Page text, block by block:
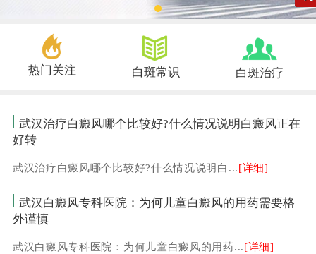
热门关注 白斑常识 白斑治疗
武汉治疗白癜风哪个比较好?什么情况说明白癜风正在
好转
武汉治疗白癜风哪个比较好?什么情况说明白...[详细]
武汉白癜风专科医院：为何儿童白癜风的用药需要格
外谨慎
武汉白癜风专科医院：为何儿童白癜风的用药...[详细]